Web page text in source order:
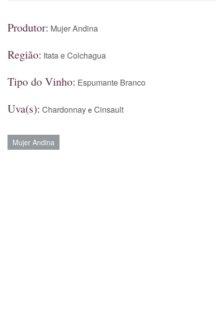
Produtor: Mujer Andina
Região: Itata e Colchagua
Tipo do Vinho: Espumante Branco
Uva(s): Chardonnay e Cinsault
Mujer Andina